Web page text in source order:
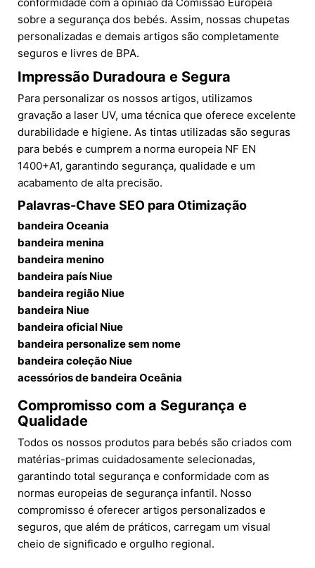
sobre a segurança dos bebés. Assim, nossas chupetas
personalizadas e demais artigos são completamente
seguros e livres de BPA.
Impressão Duradoura e Segura
Para personalizar os nossos artigos, utilizamos
gravação a laser UV, uma técnica que oferece excelente
durabilidade e higiene. As tintas utilizadas são seguras
para bebés e cumprem a norma europeia NF EN
1400+A1, garantindo segurança, qualidade e um
acabamento de alta precisão.
Palavras-Chave SEO para Otimização
bandeira Oceania
bandeira menina
bandeira menino
bandeira país Niue
bandeira região Niue
bandeira Niue
bandeira oficial Niue
bandeira personalize sem nome
bandeira coleção Niue
acessórios de bandeira Oceânia
Compromisso com a Segurança e
Qualidade
Todos os nossos produtos para bebés são criados com
matérias-primas cuidadosamente selecionadas,
garantindo total segurança e conformidade com as
normas europeias de segurança infantil. Nosso
compromisso é oferecer artigos personalizados e
seguros, que além de práticos, carregam um visual
cheio de significado e orgulho regional.